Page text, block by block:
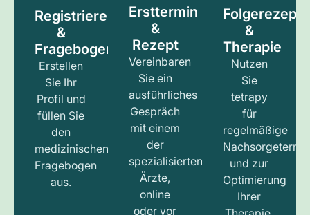
Registrieren
&
Fragebogen
Erstellen
Sie Ihr
Profil und
füllen Sie
den
medizinischen
Fragebogen
aus.
Ersttermin
&
Rezept
Vereinbaren
Sie ein
ausführliches
Gespräch
mit einem
der
spezialisierten
Ärzte,
online
oder vor
Folgerezept
&
Therapie
Nutzen
Sie
tetrapy
für
regelmäßige
und zur
Optimierung
Ihrer